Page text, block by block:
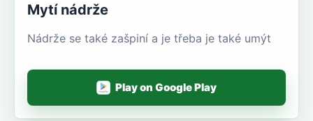
Mytí nádrže
Nádrže se také zašpiní a je třeba je také umýt
Play on Google Play